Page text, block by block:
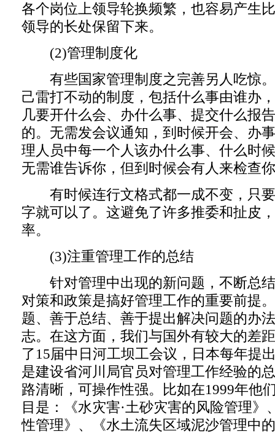
各个岗位上领导轮换频繁，也容易产生
领导的长处保留下来。
(2)管理制度化
有些国家管理制度之完善另人吃惊。
己雷打不动的制度，包括什么事由谁办
几要开什么会、办什么事、提交什么报
的。无需发会议通知，到时候开会、办
理人员中每一个人该办什么事、什么时
无需谁告诉你，但到时候会有人来检查
有时候连行文格式都一成不变，只要
字就可以了。这避免了许多推委和扯皮
率。
(3)注重管理工作的总结
针对管理中出现的新问题，不断总结
对策和政策是搞好管理工作的重要前提
题、善于总结、善于提出解决问题的办
志。在这方面，我们与国外有较大的差
了15届中日河工坝工会议，日本每年提
是建设省河川局官员对管理工作经验的
路清晰，可操作性强。比如在1999年他
目是：《水灾害·土砂灾害的风险管理》
性管理》、《水土流失区域泥沙管理中